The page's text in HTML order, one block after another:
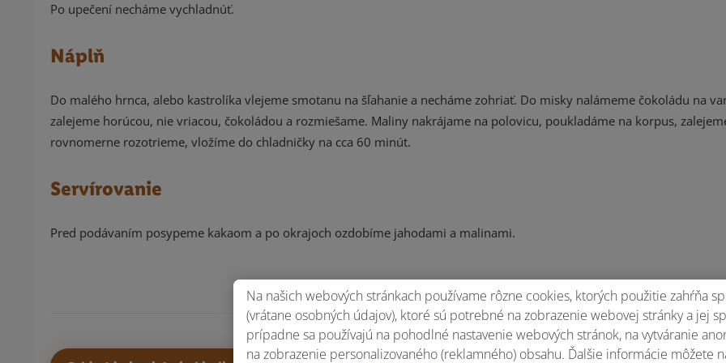
Po upečení necháme vychladnúť.
Náplň
Do malého hrnca, alebo kastrolíka vlejeme smotanu na šľahanie a necháme zohriať. Do misky nalámeme čokoládu na
zalejeme horúcou, nie vriacou, čokoládou a rozmiešame. Maliny nakrájame na polovicu, poukladáme na korpus,
rovnomerne rozotrieme, vložíme do chladničky na cca 60 minút.
Servírovanie
Pred podávaním posypeme kakaom a po okrajoch ozdobíme jahodami a malinami.
Na našich webových stránkach používame rôzne cookies, ktorých použitie zahŕňa
(vrátane osobných údajov), ktoré sú potrebné na zobrazenie webovej stránky a jej
prípadne sa používajú na pohodlné nastavenie webových stránok, na vytváranie
na zobrazenie personalizovaného (reklamného) obsahu. Ďalšie informácie môžete